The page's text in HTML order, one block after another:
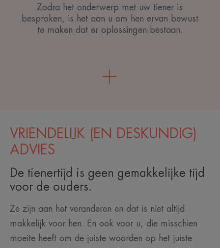
Zodra het onderwerp met uw tiener is
besproken, is het aan u om hen ervan bewust
te maken dat er oplossingen bestaan.
VRIENDELIJK (EN DESKUNDIG)
ADVIES
De tienertijd is geen gemakkelijke tijd
voor de ouders.
Ze zijn aan het veranderen en dat is niet altijd
makkelijk voor hen. En ook voor u, die misschien
moeite heeft om de juiste woorden op het juiste